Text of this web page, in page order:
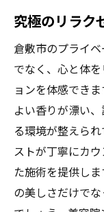
究極のリラク
倉敷市のプライ
でなく、心と体
ョンを体感でき
よい香りが漂い
る環境が整えら
ストが丁寧にカ
た施術を提供し
の美しさだけで